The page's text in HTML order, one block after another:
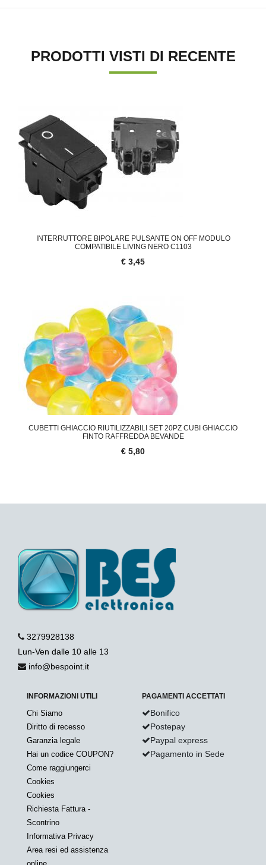
PRODOTTI VISTI DI RECENTE
INTERRUTTORE BIPOLARE PULSANTE ON OFF MODULO
COMPATIBILE LIVING NERO C1103
€ 3,45
CUBETTI GHIACCIO RIUTILIZZABILI SET 20PZ CUBI GHIACCIO
FINTO RAFFREDDA BEVANDE
€ 5,80
3279928138
Lun-Ven dalle 10 alle 13
info@bespoint.it
INFORMAZIONI UTILI
Chi Siamo
Diritto di recesso
Garanzia legale
Hai un codice COUPON?
Come raggiungerci
Cookies
Cookies
Richiesta Fattura -
Scontrino
Informativa Privacy
Area resi ed assistenza
PAGAMENTI ACCETTATI
Bonifico
Postepay
Paypal express
Pagamento in Sede